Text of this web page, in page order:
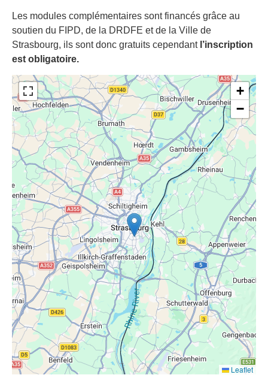
Les modules complémentaires sont financés grâce au
soutien du FIPD, de la DRDFE et de la Ville de
Strasbourg, ils sont donc gratuits cependant l’inscription
est obligatoire.
+
−
Leaflet